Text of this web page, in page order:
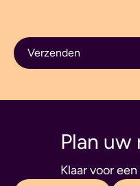
Verzenden
Plan uw
Klaar voor